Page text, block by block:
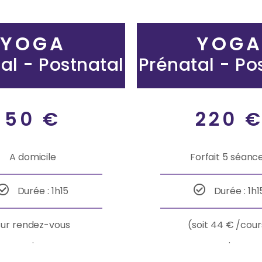
YOGA
- Postnatal
50 €
A domicile
Durée : 1h15
rendez-vous
.
YOGA
Prénatal -
220 €
Forfait 5
Durée :
(soit 44 € /
.